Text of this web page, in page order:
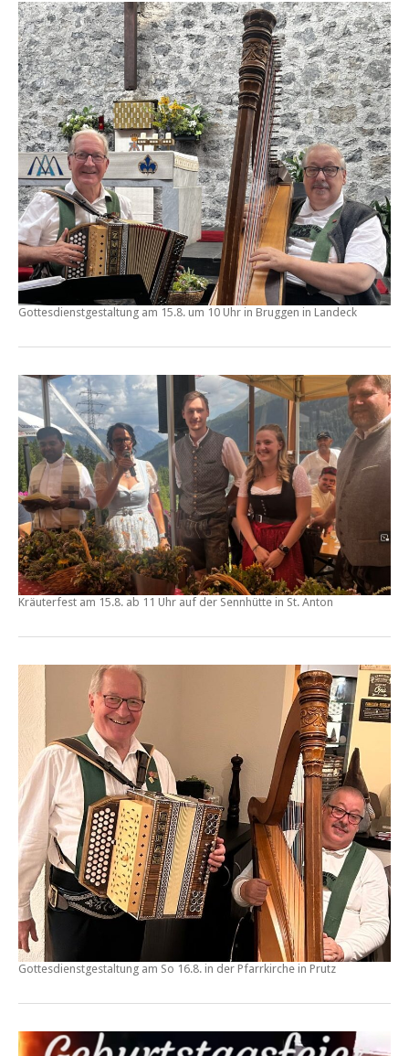
Gottesdienstgestaltung am 15.8. um 10 Uhr in Bruggen in Landeck
Kräuterfest am 15.8. ab 11 Uhr auf der Sennhütte in St. Anton
Gottesdienstgestaltung am So 16.8. in der Pfarrkirche in Prutz